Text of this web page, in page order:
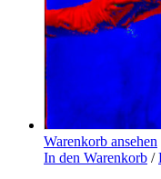
Warenkorb ansehen
In den Warenkorb /